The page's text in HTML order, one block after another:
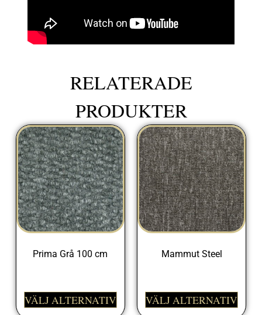
Prima Grå 100 cm
VÄLJ ALTERNATIV
Mammut Steel
VÄLJ ALTERNATIV
RELATERADE
PRODUKTER